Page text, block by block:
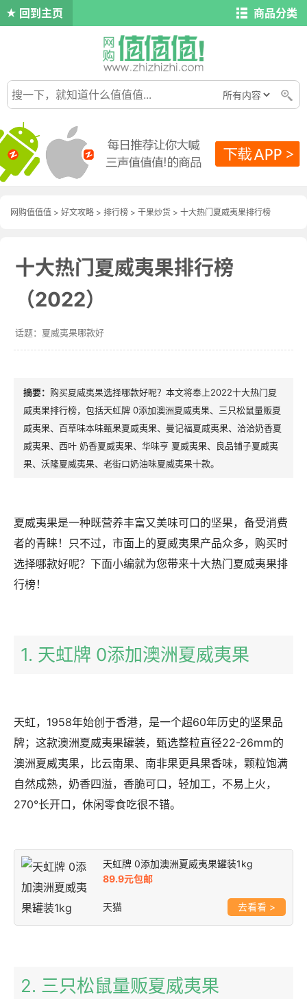
回到主页 商品分类
网购值值值 > 好文攻略 > 排行榜 > 干果炒货 > 十大热门夏威夷果排行榜
十大热门夏威夷果排行榜
（2022）
夏威夷果哪款好
购买夏威夷果选择哪款好呢？本文将奉上2022十大热门夏
威夷果排行榜，包括天虹牌 0添加澳洲夏威夷果、三只松鼠量贩夏
威夷果、百草味本味甄果夏威夷果、曼记福夏威夷果、洽洽奶香夏
威夷果、西叶 奶香夏威夷果、华味亨 夏威夷果、良品铺子夏威夷
果、沃隆夏威夷果、老街口奶油味夏威夷果十款。
夏威夷果是一种既营养丰富又美味可口的坚果，备受消费
者的青睐！只不过，市面上的夏威夷果产品众多，购买时
选择哪款好呢？下面小编就为您带来十大热门夏威夷果排
行榜！
1. 天虹牌 0添加澳洲夏威夷果
天虹，1958年始创于香港，是一个超60年历史的坚果品
牌；这款澳洲夏威夷果罐装，甄选整粒直径22-26mm的
澳洲夏威夷果，比云南果、南非果更具果香味，颗粒饱满
自然成熟，奶香四溢，香脆可口，轻加工，不易上火，
270°长开口，休闲零食吃很不错。
天虹牌 0添加澳洲夏威夷果罐装1kg
89.9元包邮
天猫 >
2. 三只松鼠量贩夏威夷果